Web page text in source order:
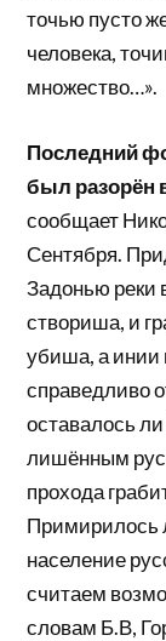
точью пусто
человека,
множество…».
Последний
был разорён
сообщает
Сентября.
Задонью реки
створиша, и
убиша, а инии
справедливо
оставалось
лишённым
прохода
Примирилось
население
считаем
словам Б.В,